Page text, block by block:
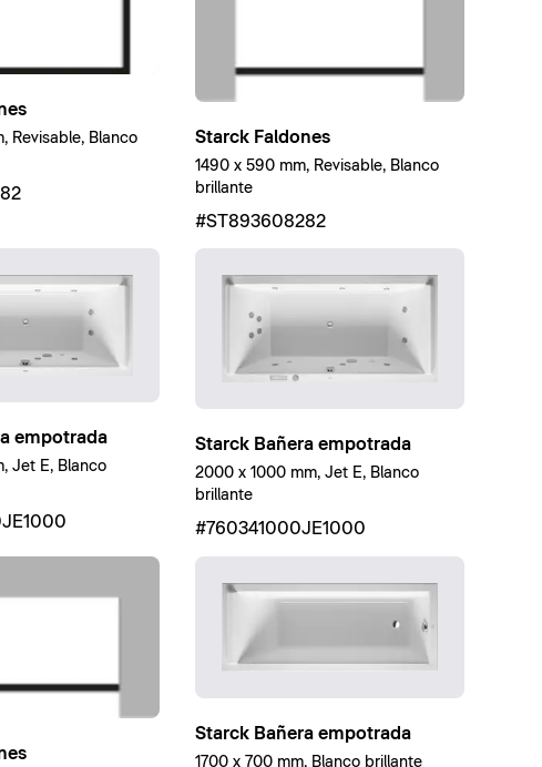
Revisable, Blanco
Starck Faldones
1490 x 590 mm, Revisable, Blanco
brillante
#ST893608282
empotrada
Jet E, Blanco
Starck Bañera empotrada
2000 x 1000 mm, Jet E, Blanco
brillante
#760341000JE1000
Starck Bañera empotrada
1700 x 700 mm, Blanco brillante